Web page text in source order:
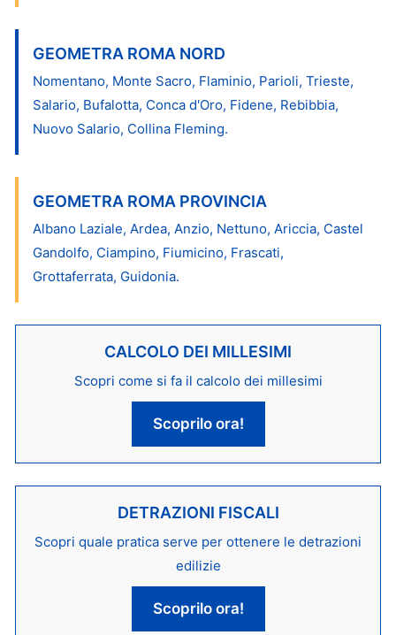
GEOMETRA ROMA NORD
Nomentano, Monte Sacro, Flaminio, Parioli, Trieste,
Salario, Bufalotta, Conca d'Oro, Fidene, Rebibbia,
Nuovo Salario, Collina Fleming.
GEOMETRA ROMA PROVINCIA
Albano Laziale, Ardea, Anzio, Nettuno, Ariccia, Castel
Gandolfo, Ciampino, Fiumicino, Frascati,
Grottaferrata, Guidonia.
CALCOLO DEI MILLESIMI
Scopri come si fa il calcolo dei millesimi
Scoprilo ora!
DETRAZIONI FISCALI
Scopri quale pratica serve per ottenere le detrazioni
edilizie
Scoprilo ora!